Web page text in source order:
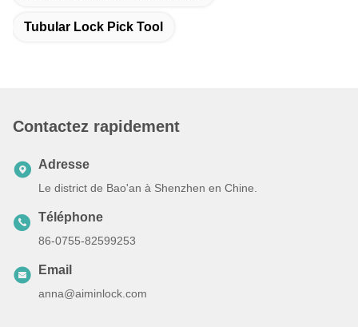
Tubular Lock Pick Tool
Contactez rapidement
Adresse
Le district de Bao'an à Shenzhen en Chine.
Téléphone
86-0755-82599253
Email
anna@aiminlock.com